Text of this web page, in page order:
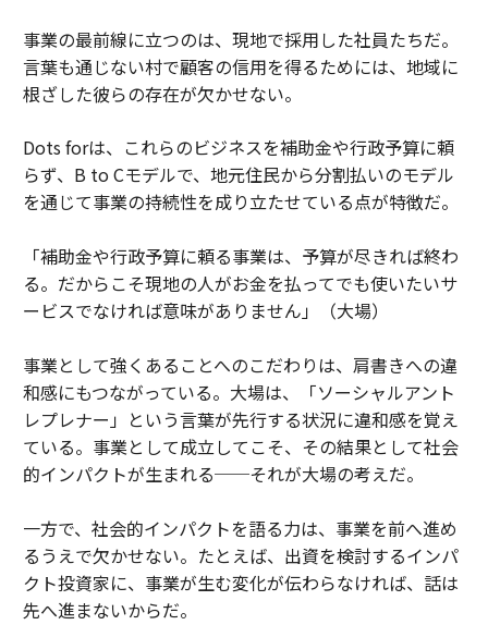
事業の最前線に立つのは、現地で採用した社員たちだ。
言葉も通じない村で顧客の信用を得るためには、地域に
根ざした彼らの存在が欠かせない。
Dots forは、これらのビジネスを補助金や行政予算に頼
らず、B to Cモデルで、地元住民から分割払いのモデル
を通じて事業の持続性を成り立たせている点が特徴だ。
「補助金や行政予算に頼る事業は、予算が尽きれば終わ
る。だからこそ現地の人がお金を払ってでも使いたいサ
ービスでなければ意味がありません」（大場）
事業として強くあることへのこだわりは、肩書きへの違
和感にもつながっている。大場は、「ソーシャルアント
レプレナー」という言葉が先行する状況に違和感を覚え
ている。事業として成立してこそ、その結果として社会
的インパクトが生まれる──それが大場の考えだ。
一方で、社会的インパクトを語る力は、事業を前へ進め
るうえで欠かせない。たとえば、出資を検討するインパ
クト投資家に、事業が生む変化が伝わらなければ、話は
先へ進まないからだ。